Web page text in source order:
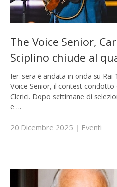
The Voice Senior,
Sciplino chiude al
Ieri sera è andata in onda su Rai
Voice Senior, il contest condotto
Clerici. Dopo settimane di
e …
20 Dicembre 2025 | Eventi